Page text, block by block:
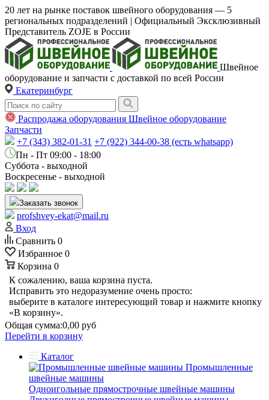
20 лет на рынке поставок швейного оборудования — 5
региональных подразделений | Официальный Эксклюзивный
Представитель ZOJE в России
Швейное
оборудование и запчасти с доставкой по всей России
Екатеринбург
Распродажа оборудования Швейное оборудование
Запчасти
+7 (343) 382-01-31 +7 (922) 344-00-38 (есть whatsapp)
Пн - Пт 09:00 - 18:00
Суббота - выходной
Воскресенье - выходной
Заказать звонок
profshvey-ekat@mail.ru
Вход
Сравнить 0
Избранное 0
Корзина 0
К сожалению, ваша корзина пуста.
Исправить это недоразумение очень просто:
выберите в каталоге интересующий товар и нажмите кнопку
«В корзину».
Общая сумма:0,00 руб
Перейти в корзину
Каталог
Промышленные
швейные машины
Одноигольные прямострочные швейные машины